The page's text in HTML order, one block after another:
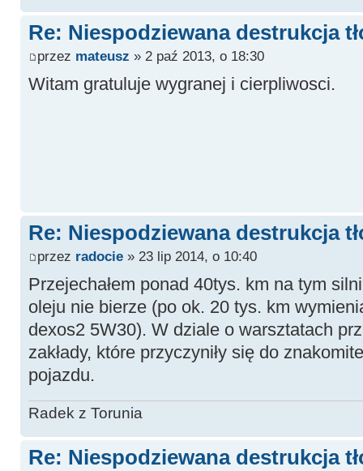
Re: Niespodziewana destrukcja
przez mateusz » 2 paź 2013, o 18:30
Witam gratuluje wygranej i cierpliwosci.
Re: Niespodziewana destrukcja
przez radocie» 23 lip 2014, o 10:40
Przejechałem ponad 40tys. km na tym
oleju nie bierze (po ok. 20 tys. km
dexos2 5W30). W dziale o warsztatach
zakłady, które przyczyniły się do
pojazdu.
Radek z Torunia
Re: Niespodziewana destrukcja